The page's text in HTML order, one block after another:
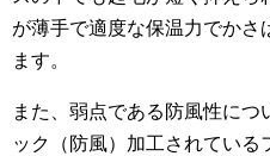
が薄手で適度な保温力でかさ
ます。
また、弱点である防風性につ
ック（防風）加工されている